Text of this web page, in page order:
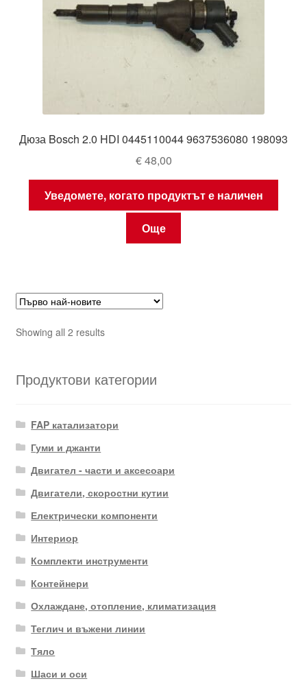
Дюза Bosch 2.0 HDI 0445110044 9637536080 198093
€48,00
Уведомете, когато продуктът е наличен
Още
Showing all 2 resultsSorted
Продуктови категории
FAP катализатори
Гуми и джанти
Двигател - части и аксесоари
Двигатели, скоростни кутии
Електрически компоненти
Интериор
Комплекти инструменти
Контейнери
Охлаждане, отопление, климатизация
Теглич и въжени линии
Тяло
Шаси и оси